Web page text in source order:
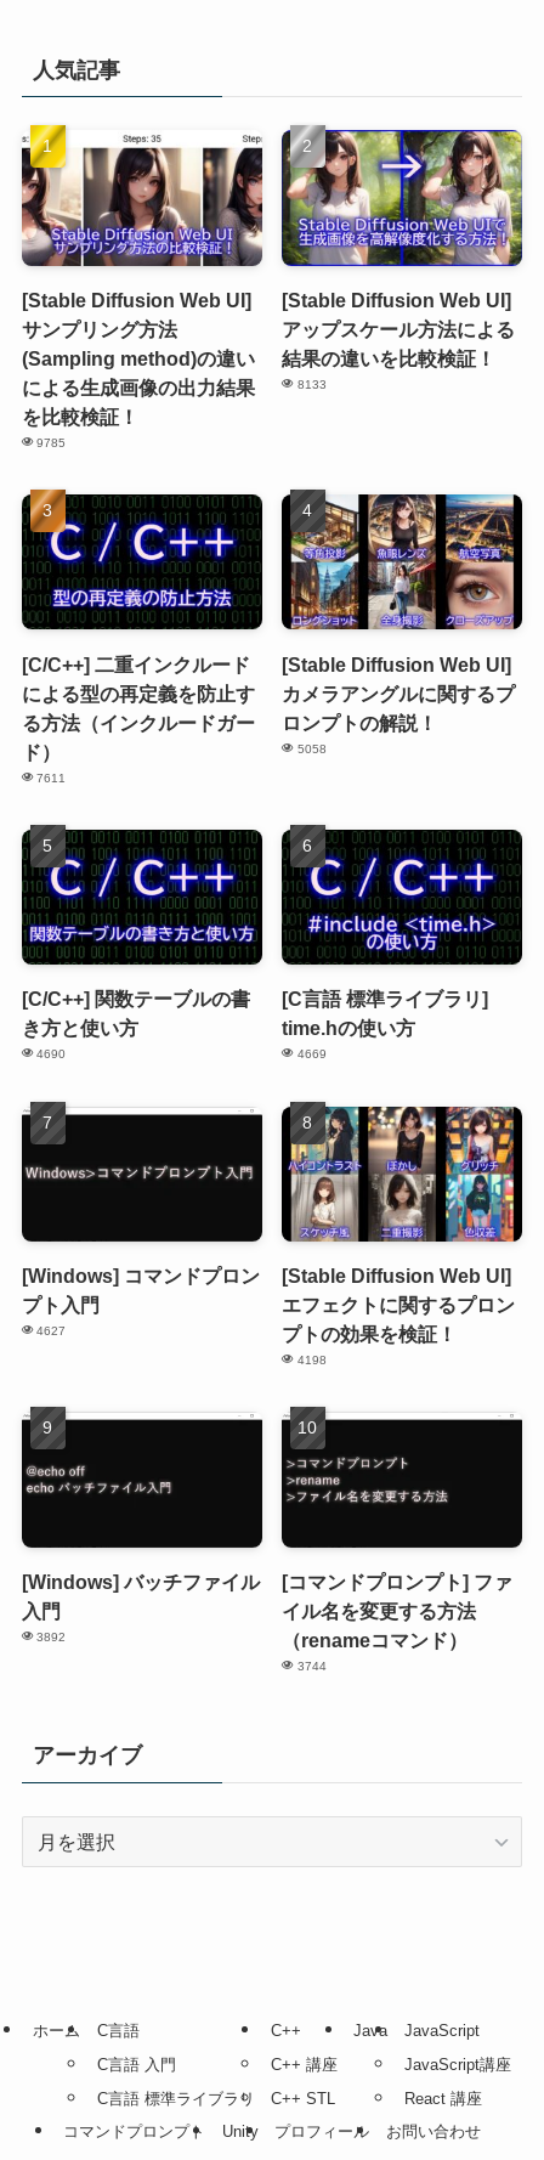
人気記事
[Stable Diffusion Web UI]
サンプリング方法
(Sampling method)の違い
による生成画像の出力結果
を比較検証！
9785
[Stable Diffusion Web UI]
アップスケール方法による
結果の違いを比較検証！
8133
[C/C++] 二重インクルード
による型の再定義を防止す
る方法（インクルードガー
ド）
7611
[Stable Diffusion Web UI]
カメラアングルに関するプ
ロンプトの解説！
5058
[C/C++] 関数テーブルの書
き方と使い方
4690
[C言語 標準ライブラリ]
time.hの使い方
4669
[Windows] コマンドプロン
プト入門
4627
[Stable Diffusion Web UI]
エフェクトに関するプロン
プトの効果を検証！
4198
[Windows] バッチファイル
入門
3892
[コマンドプロンプト] ファ
イル名を変更する方法
（renameコマンド）
3744
アーカイブ
ホーム
C言語
C言語 入門
C言語 標準ライブラリ
C++
C++ 講座
C++ STL
Java
JavaScript
JavaScript講座
React 講座
コマンドプロンプト
Unity プロフィール お問い合わせ